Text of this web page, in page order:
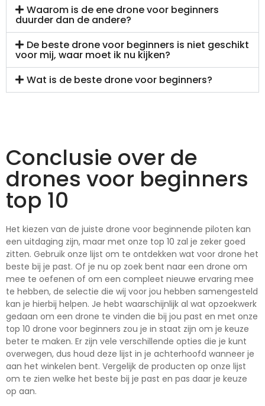
Waarom is de ene drone voor beginners
duurder dan de andere?
De beste drone voor beginners is niet geschikt
voor mij, waar moet ik nu kijken?
Wat is de beste drone voor beginners?
Conclusie over de
drones voor beginners
top 10
Het kiezen van de juiste drone voor beginnende piloten kan
een uitdaging zijn, maar met onze top 10 zal je zeker goed
zitten. Gebruik onze lijst om te ontdekken wat voor drone het
beste bij je past. Of je nu op zoek bent naar een drone om
mee te oefenen of om een compleet nieuwe ervaring mee
te hebben, de selectie die wij voor jou hebben samengesteld
kan je hierbij helpen. Je hebt waarschijnlijk al wat opzoekwerk
gedaan om een drone te vinden die bij jou past en met onze
top 10 drone voor beginners zou je in staat zijn om je keuze
beter te maken. Er zijn vele verschillende opties die je kunt
overwegen, dus houd deze lijst in je achterhoofd wanneer je
aan het winkelen bent. Vergelijk de producten op onze lijst
om te zien welke het beste bij je past en pas daar je keuze
op aan.